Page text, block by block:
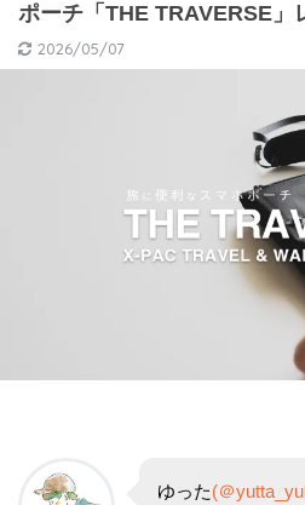
ポーチ「THE TRAVERSE」
2026/05/07
ゆった(＠